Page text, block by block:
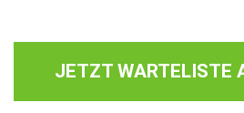
JETZT WARTELISTE